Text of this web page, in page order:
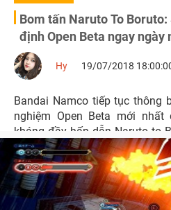
Bom tấn Naruto To
định Open Beta ngay ngày
Hy 19/07/2018
Bandai Namco tiếp tục thông
nghiệm Open Beta mới
kháng đầy hấp dẫn Naruto to
ngày 20/7/2018 tới đây.